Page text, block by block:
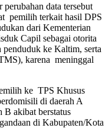
data tersebut
pemilih terkait hasil DPS
dari Kementerian
Capil sebagai otorita
ke Kaltim, serta
karena meninggal
ke TPS Khusus
di daerah A
B akibat berstatus
di Kabupaten/Kota